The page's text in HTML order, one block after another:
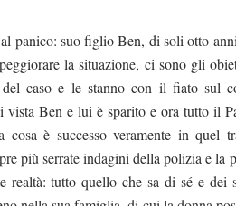
panico: suo figlio Ben, di soli otto
la situazione, ci sono gli
caso e le stanno con il fiato sul
Ben e lui è sparito e ora tutto il
cosa è successo veramente in quel
più serrate indagini della polizia e la
realtà: tutto quello che sa di sé e dei